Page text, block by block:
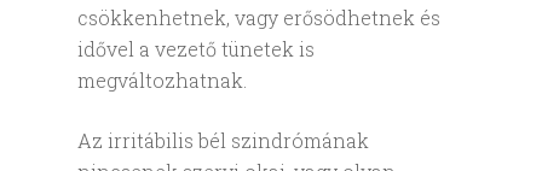
csökkenhetnek, vagy erősödhetnek és
idővel a vezető tünetek is
megváltozhatnak.
Az irritábilis bél szindrómának